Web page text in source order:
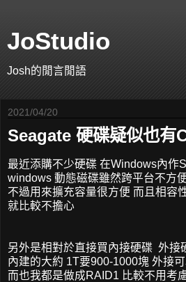
JoStudio
Josh的閒言閒語
2021/04/20
Seagate 硬碟疑似也有
最近添購不少硬碟 在Windows內作
windows 動態磁碟雖然跨平台不方
不過用來擴充容量很方便 而且相容
就比較不擔心
另外是相對於直接買內接硬碟 外接
內建的大約 1T要900-1000塊 外接
而也我都是做成RAID1 比較不用考